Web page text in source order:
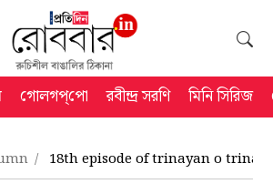
গোলগপ্‌পো রবীন্দ্র সরণি মিনি সিরিজ
18th episode of trinayan o